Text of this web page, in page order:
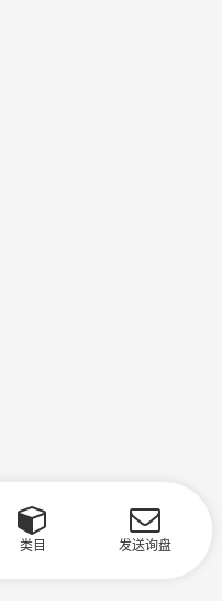
类目 发送询盘